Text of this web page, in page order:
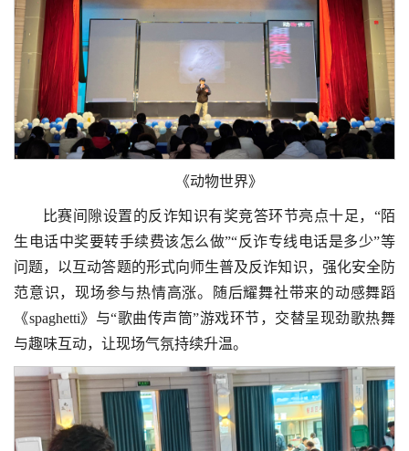
《动物世界》
比赛间隙设置的反诈知识有奖竞答环节亮点十足，“陌
生电话中奖要转手续费该怎么做”“反诈专线电话是多少”等
问题，以互动答题的形式向师生普及反诈知识，强化安全防
范意识，现场参与热情高涨。随后耀舞社带来的动感舞蹈
《spaghetti》与“歌曲传声筒”游戏环节，交替呈现劲歌热舞
与趣味互动，让现场气氛持续升温。